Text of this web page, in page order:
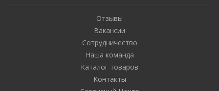
Отзывы
Вакансии
Сотрудничество
Наша команда
Каталог товаров
Контакты